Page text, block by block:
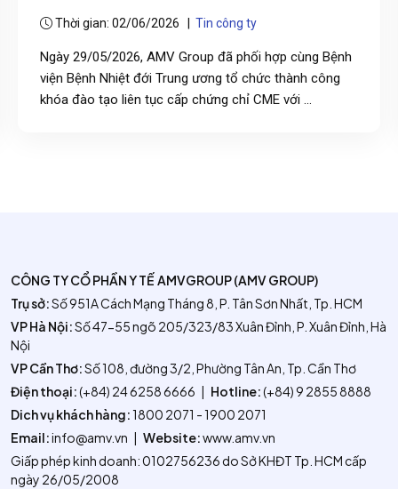
Thời gian: 02/06/2026 | Tin công ty
Ngày 29/05/2026, AMV Group đã phối hợp cùng Bệnh
viện Bệnh Nhiệt đới Trung ương tổ chức thành công
khóa đào tạo liên tục cấp chứng chỉ CME với ...
CÔNG TY CỔ PHẦN Y TẾ AMVGROUP (AMV GROUP)
Trụ sở:Số 951A Cách Mạng Tháng 8, P. Tân Sơn Nhất, Tp. HCM
VP Hà Nội:Số 47-55 ngõ 205/323/83 Xuân Đỉnh, P. Xuân Đỉnh, Hà
Nội
VP Cần Thơ:Số 108, đường 3/2, Phường Tân An, Tp. Cần Thơ
Điện thoại:(+84) 24 6258 6666 Hotline:(+84) 9 2855 8888
Dich vụ khách hàng:1800 2071 - 1900 2071
Email:info@amv.vn Website:www.amv.vn
Giấp phép kinh doanh: 0102756236 do Sở KHĐT Tp. HCM cấp
ngày 26/05/2008